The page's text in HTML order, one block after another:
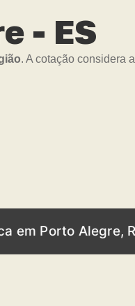
- ES
. A cotação considera a
Alegre, RS